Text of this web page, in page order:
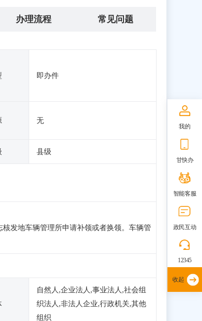
办理流程 常见问题
即办件
无
县级
发地车辆管理所申请补领或者换领。车辆管
自然人,企业法人,事业法人,社会组
织法人,非法人企业,行政机关,其他
组织
我的
甘快办
智能客服
政民互动
12345
收起